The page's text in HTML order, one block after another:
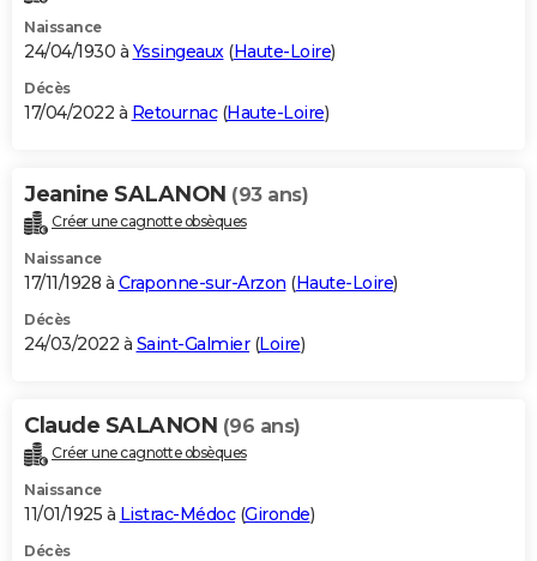
Naissance
24/04/1930 à Yssingeaux(Haute-Loire)
Décès
17/04/2022 à Retournac(Haute-Loire)
Jeanine SALANON (93 ans)
Créer une cagnotte obsèques
Naissance
17/11/1928 à Craponne-sur-Arzon (Haute-Loire)
Décès
24/03/2022 à Saint-Galmier(Loire)
Claude SALANON (96 ans)
Créer une cagnotte obsèques
Naissance
11/01/1925 à Listrac-Médoc(Gironde)
Décès